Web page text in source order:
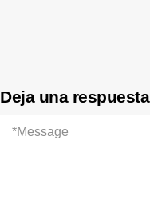
Deja una respuesta